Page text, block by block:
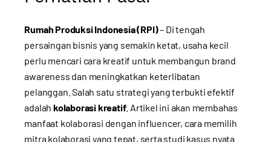
Rumah Produksi Indonesia (RPI)– Di tengah
persaingan bisnis yang semakin ketat, usaha kecil
perlu mencari cara kreatif untuk membangun brand
awareness dan meningkatkan keterlibatan
pelanggan. Salah satu strategi yang terbukti efektif
adalah kolaborasi kreatif. Artikel ini akan membahas
manfaat kolaborasi dengan influencer, cara memilih
mitra kolaborasi yang tepat, serta studi kasus nyata